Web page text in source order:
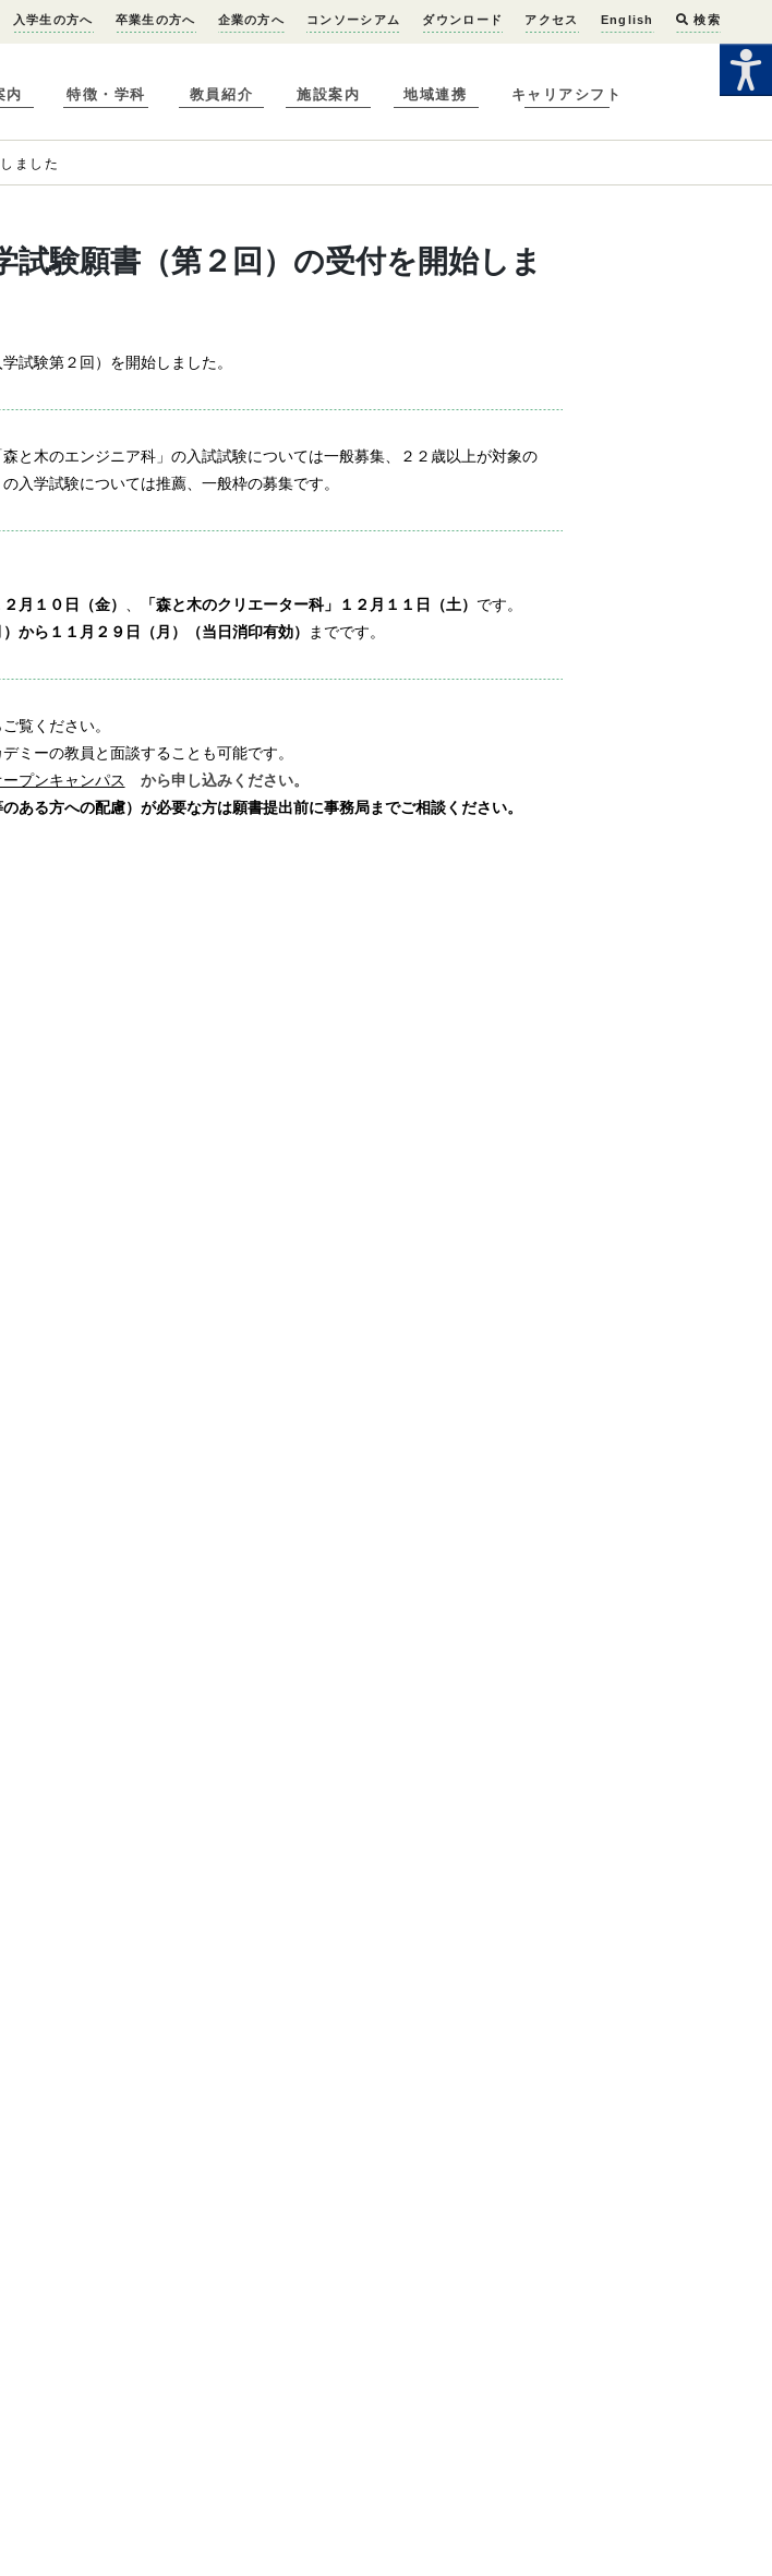
入学生の方へ 卒業生の方へ 企業の方へ コンソーシアム ダウンロード アクセス English 検索
内 特徴・学科 教員紹介 施設案内 地域連携 キャリアシフト
ました
試験願書（第２回）の受付を開始しま
試験第２回）を開始しました。
と木のエンジニア科」の入試試験については一般募集、２２歳以上が対象の
入学試験については推薦、一般枠の募集です。
月１０日（金）
「森と木のクリエーター科」１２月１１日（土） です。
から１１月２９日（月）（当日消印有効）
までです。
覧ください。
ミーの教員と面談することも可能です。
プンキャンパス
から申し込みください。
ある方への配慮）が必要な方は願書提出前に事務局までご相談ください。